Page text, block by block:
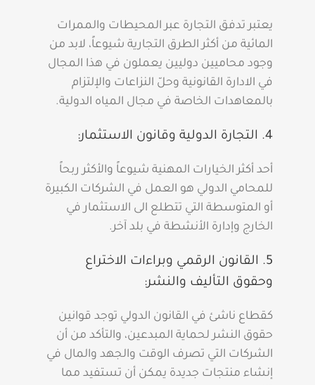
يعتبر تدفق التجارة عبر المحيطات والممرات
المائية من أكثر الطرق التجارية شيوعاً، لابد من
وجود محاميين دوليين يعملون في هذا المجال
في الادارة القانونية وحلّ النزاعات والإلتزام
بالمعاهدات الخاصة في مجال المياه الدولية.
4. التجارة الدولية وقانون الاستثمار:
أحد أكثر الخيارات المهنية شيوعاً والأكثر ربحاً
للمحامي الدولي هو العمل في الشركات الكبيرة
أو المتوسطة التي تتطلع الى الاستثمار في
الخارج وإدارة الأنشطة في بلد آخر.
5. القانون الرقمي وبراءات الاختراع
وحقوق التأليف والنشر:
كقطاع ناشئ في القانون الدولي توجد قوانين
حقوق النشر لحماية المبدعين، والتأكد من أن
الشركات التي تصرف الوقت والجهد والمال في
إنشاء منتجات جديدة يمكن أن تستفيد مما